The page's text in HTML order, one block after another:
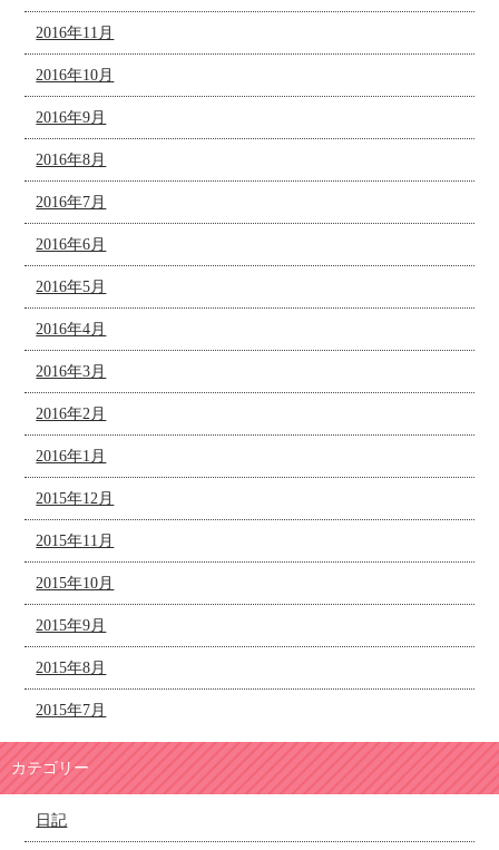
2016年11月
2016年10月
2016年9月
2016年8月
2016年7月
2016年6月
2016年5月
2016年4月
2016年3月
2016年2月
2016年1月
2015年12月
2015年11月
2015年10月
2015年9月
2015年8月
2015年7月
カテゴリー
日記